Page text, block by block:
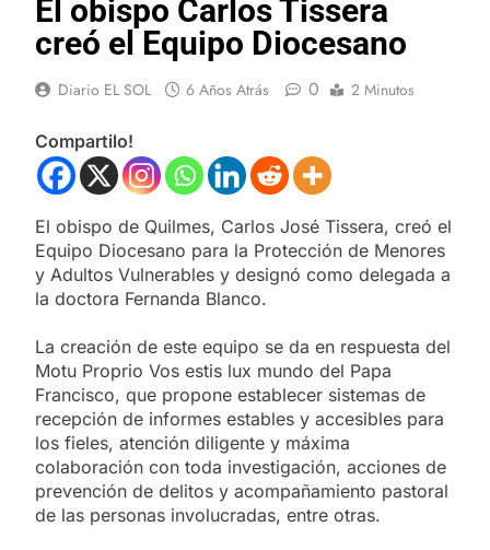
El obispo Carlos Tissera
creó el Equipo Diocesano
Diario EL SOL 6 Años Atrás 0 2 Minutos
Compartilo!
El obispo de Quilmes, Carlos José Tissera, creó el
Equipo Diocesano para la Protección de Menores
y Adultos Vulnerables y designó como delegada a
la doctora Fernanda Blanco.
La creación de este equipo se da en respuesta del
Motu Proprio Vos estis lux mundo del Papa
Francisco, que propone establecer sistemas de
recepción de informes estables y accesibles para
los fieles, atención diligente y máxima
colaboración con toda investigación, acciones de
prevención de delitos y acompañamiento pastoral
de las personas involucradas, entre otras.